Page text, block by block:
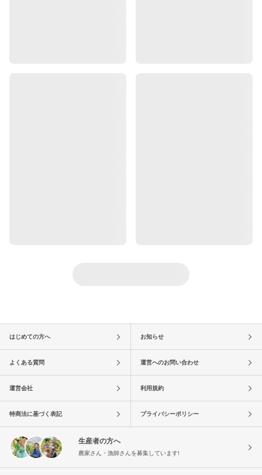
はじめての方へ お知らせ
よくある質問 運営へのお問い合わせ
運営会社 利用規約
特商法に基づく表記 プライバシーポリシー
生産者の方へ
農家さん・漁師さんを募集しています!